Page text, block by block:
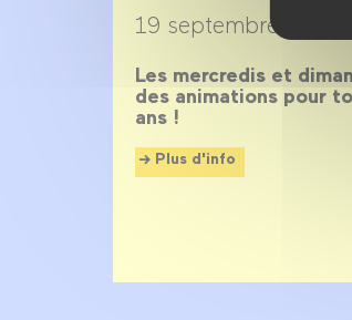
19 septembre 2018 →
Les mercredis et
des animations pour
ans !
Plus d'info